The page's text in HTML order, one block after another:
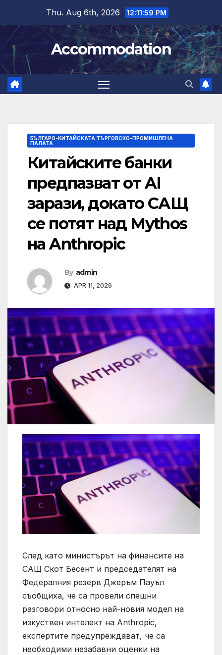
content
Thu. Aug 6th, 2026 12:11:59 PM
Accommodation
БЪЛГАРО-КИТАЙСКАТА ТЪРГОВСКО-ПРОМИШЛЕНА
ПАЛАТА
Китайските банки
предпазват от AI
зарази, докато САЩ
се потят над Mythos
на Anthropic
By admin
APR 11, 2026
След като министърът на финансите на
САЩ Скот Бесент и председателят на
Федералния резерв Джеръм Пауъл
съобщиха, че са провели спешни
разговори относно най-новия модел на
изкуствен интелект на Anthropic,
експертите предупреждават, че са
необходими незабавни оценки на